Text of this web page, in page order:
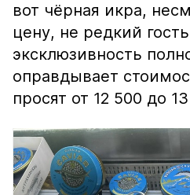
вот чёрная икра,
цену, не редкий
эксклюзивность
оправдывает
просят от 12 500 до